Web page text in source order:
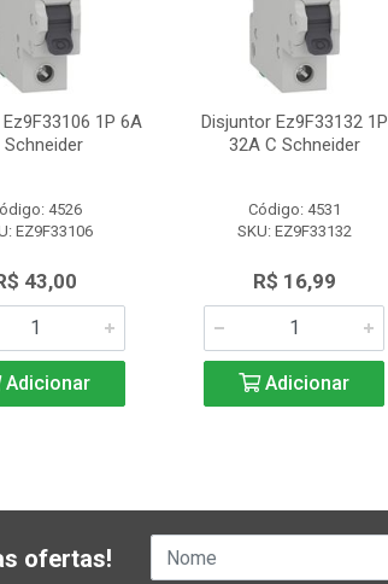
1P 6A
Schneider
4526
EZ9F33106
43,00
Adicionar
Disjuntor Ez9F33132 1P
32A C Schneider
Código: 4531
SKU: EZ9F33132
R$ 16,99
Adicionar
ofertas!